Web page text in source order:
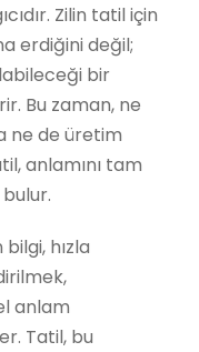
Zilin tatil için
erdiğini değil;
bir
Bu zaman, ne
ne de üretim
anlamını tam
hızla
anlam
Tatil, bu